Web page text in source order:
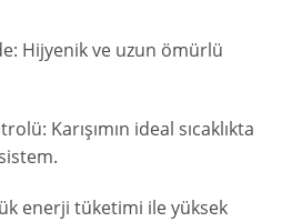
Hijyenik ve uzun ömürlü
Karışımın ideal sıcaklıkta
enerji tüketimi ile yüksek